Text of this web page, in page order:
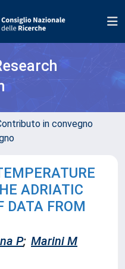
in convegno
ADRIATIC
DATA FROM
P; Marini M